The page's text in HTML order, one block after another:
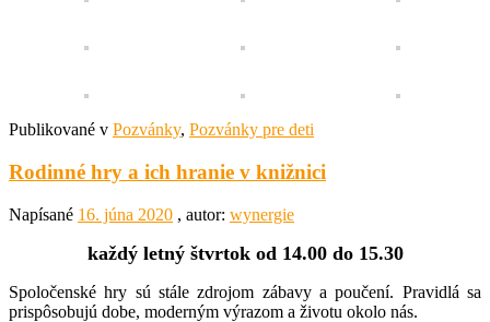
Publikované v Pozvánky, Pozvánky pre deti
Rodinné hry a ich hranie v knižnici
Napísané 16. júna 2020 , autor: wynergie
každý letný štvrtok od 14.00 do 15.30
Spoločenské hry sú stále zdrojom zábavy a poučení. Pravidlá sa
prispôsobujú dobe, moderným výrazom a životu okolo nás.